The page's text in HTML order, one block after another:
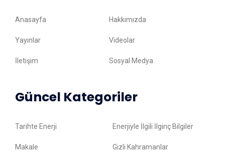
Anasayfa Hakkımızda
Yayınlar Videolar
İletişim Sosyal Medya
Güncel Kategoriler
Tarihte Enerji Enerjiyle İlgili İlginç Bilgiler
Makale Gizli Kahramanlar